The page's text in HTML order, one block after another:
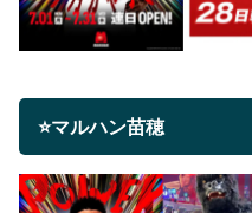
⭐マルハン苗穂